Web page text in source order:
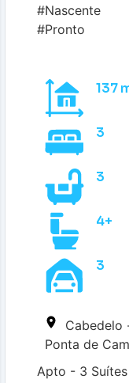
#Nascente
#Pronto
137
3
3
4+
3
Cabedelo
Ponta de
Apto - 3